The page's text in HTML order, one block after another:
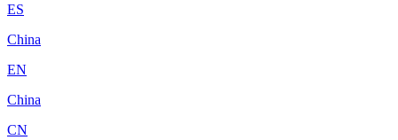
ES
China
EN
China
CN